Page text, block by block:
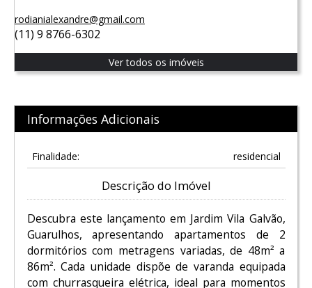
rodianialexandre@gmail.com
(11) 9 8766-6302
Ver todos os imóveis
Informações Adicionais
Finalidade: residencial
Descrição do Imóvel
Descubra este lançamento em Jardim Vila Galvão,
Guarulhos, apresentando apartamentos de 2
dormitórios com metragens variadas, de 48m² a
86m². Cada unidade dispõe de varanda equipada
com churrasqueira elétrica, ideal para momentos